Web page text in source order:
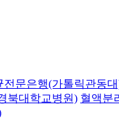
전문은행(가톨릭관동
북대학교병원) 혈액분